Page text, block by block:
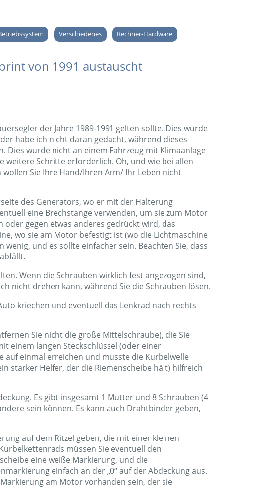
Verschiedenes Rechner-Hardware
von 1991 austauscht
der Jahre 1989-1991 gelten sollte. Dies wurde
habe ich nicht daran gedacht, während dieses
Dies wurde nicht an einem Fahrzeug mit Klimaanlage
weitere Schritte erforderlich. Oh, und wie bei allen
Sie Ihre Hand/Ihren Arm/ Ihr Leben nicht
des Generators, wo er mit der Halterung
eine Brechstange verwenden, um sie zum Motor
oder gegen etwas anderes gedrückt wird, das
wo sie am Motor befestigt ist (wo die Lichtmaschine
und es sollte einfacher sein. Beachten Sie, dass
Wenn die Schrauben wirklich fest angezogen sind,
nicht drehen kann, während Sie die Schrauben lösen.
kriechen und eventuell das Lenkrad nach rechts
Sie nicht die große Mittelschraube), die Sie
einem langen Steckschlüssel (oder einer
auf einmal erreichen und musste die Kurbelwelle
starker Helfer, der die Riemenscheibe hält) hilfreich
Es gibt insgesamt 1 Mutter und 8 Schrauben (4
sein können. Es kann auch Drahtbinder geben,
auf dem Ritzel geben, die mit einer kleinen
müssen Sie eventuell den
eine weiße Markierung, und die
einfach an der „0“ auf der Abdeckung aus.
am Motor vorhanden sein, der sie